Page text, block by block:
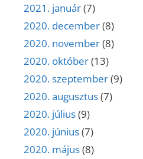
2021. január(7)
2020. december(8)
2020. november(8)
2020. október(13)
2020. szeptember(9)
2020. augusztus(7)
2020. július(9)
2020. június(7)
2020. május(8)